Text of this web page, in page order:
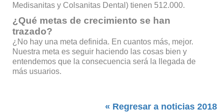
Medisanitas y Colsanitas Dental) tienen 512.000.
¿Qué metas de crecimiento se han
trazado?
¿No hay una meta definida. En cuantos más, mejor.
Nuestra meta es seguir haciendo las cosas bien y
entendemos que la consecuencia será la llegada de
más usuarios.
« Regresar a noticias 2018